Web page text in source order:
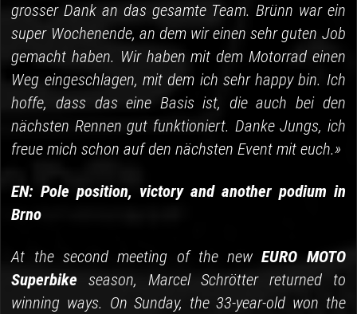
grosser Dank an das gesamte Team. Brünn war ein
super Wochenende, an dem wir einen sehr guten Job
gemacht haben. Wir haben mit dem Motorrad einen
Weg eingeschlagen, mit dem ich sehr happy bin. Ich
hoffe, dass das eine Basis ist, die auch bei den
nächsten Rennen gut funktioniert. Danke Jungs, ich
freue mich schon auf den nächsten Event mit euch.»
EN: Pole position, victory and another podium in
Brno
At the second meeting of the newEURO MOTO
Superbike season, Marcel Schrötter returned to
winning ways. On Sunday, the 33-year-old won the